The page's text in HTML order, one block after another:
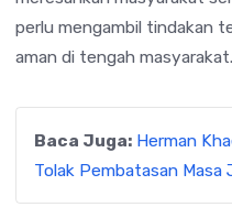
perlu mengambil tindakan
aman di tengah masyarakat.
Baca Juga: Herman
Tolak Pembatasan